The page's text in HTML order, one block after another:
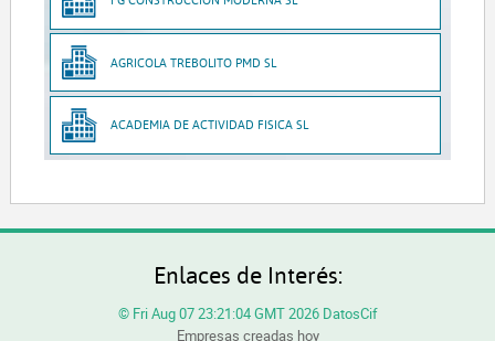
AGRICOLA TREBOLITO PMD SL
ACADEMIA DE ACTIVIDAD FISICA SL
Enlaces de Interés:
© Fri Aug 07 23:21:04 GMT 2026 DatosCif
Empresas creadas hoy